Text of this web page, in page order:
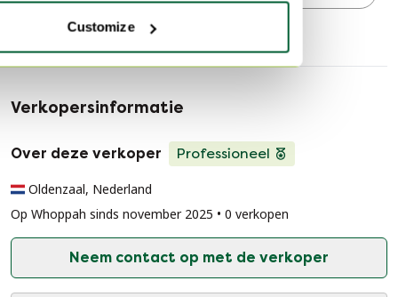
Customize
Verkopersinformatie
Over deze verkoper Professioneel
Oldenzaal, Nederland
Op Whoppah sinds november 2025 • 0 verkopen
Neem contact op met de verkoper